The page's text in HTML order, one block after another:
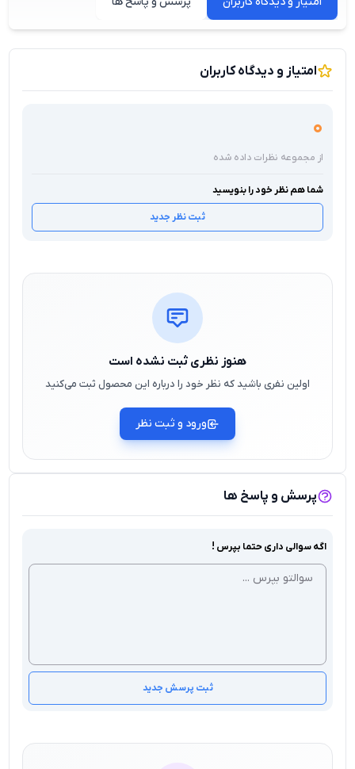
امتیاز و دیدگاه کاربران
0
از مجموعه نظرات داده شده
شما هم نظر خود را بنویسید
ثبت نظر جدید
هنوز نظری ثبت نشده است
اولین نفری باشید که نظر خود را درباره این محصول ثبت می‌کنید
ورود و ثبت نظر
پرسش و پاسخ ها
اگه سوالی داری حتما بپرس !
ثبت پرسش جدید